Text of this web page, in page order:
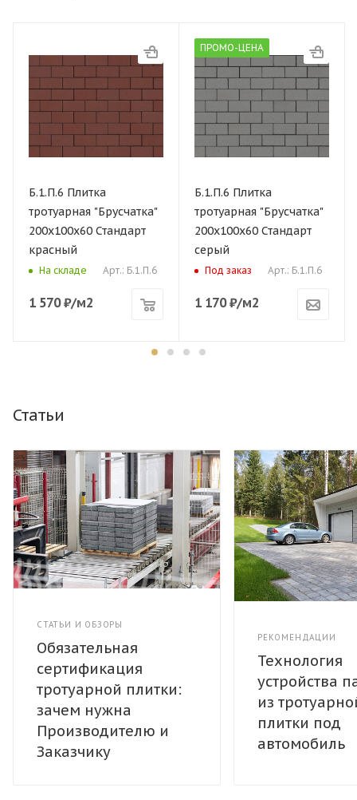
Б.1.П.6 Плитка
тротуарная "Брусчатка"
200х100х60 Стандарт
красный
На складе Арт.: Б.1.П.6
1 570₽/м2
ПРОМО-ЦЕНА
Б.1.П.6 Плитка
тротуарная "Брусчатка"
200х100х60 Стандарт
серый
Под заказ Арт.: Б.1.П.6
1 170₽/м2
Статьи
СТАТЬИ И ОБЗОРЫ
Обязательная
сертификация
тротуарной плитки:
зачем нужна
Производителю и
Заказчику
РЕКОМЕНДАЦИИ
Технология
устройства
из
плитки под
автомобиль